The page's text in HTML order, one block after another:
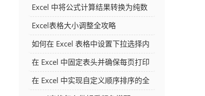
解析
Excel 中将公式计算结果转换为纯数
字的多种方法
Excel表格大小调整全攻略
如何在 Excel 表格中设置下拉选择内
容
在 Excel 中固定表头并确保每页打印
时都显示表头的方法详解
在 Excel 中实现自定义顺序排序的全